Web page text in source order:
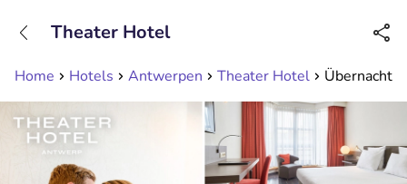
Erreichbar bis 23:00 Uhr (max 0,09€/Min)
Home Hotels Antwerpen Theater Hotel
Theater Hotel